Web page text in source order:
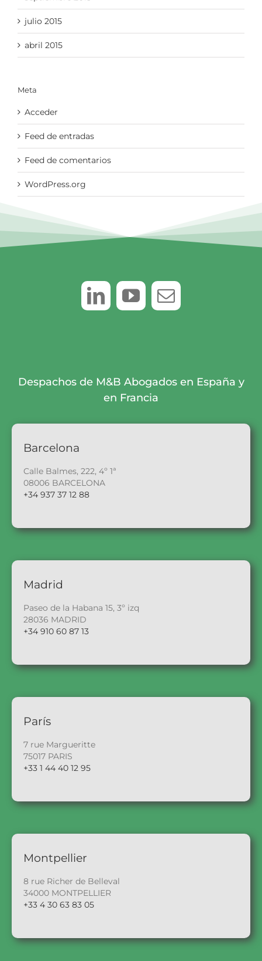
julio 2015
abril 2015
Meta
Acceder
Feed de entradas
Feed de comentarios
WordPress.org
Despachos de M&B Abogados en España y
en Francia
Barcelona
Calle Balmes, 222, 4º 1ª
08006 BARCELONA
+34 937 37 12 88
Madrid
Paseo de la Habana 15, 3º izq
28036 MADRID
+34 910 60 87 13
París
7 rue Margueritte
75017 PARIS
+33 1 44 40 12 95
Montpellier
8 rue Richer de Belleval
34000 MONTPELLIER
+33 4 30 63 83 05